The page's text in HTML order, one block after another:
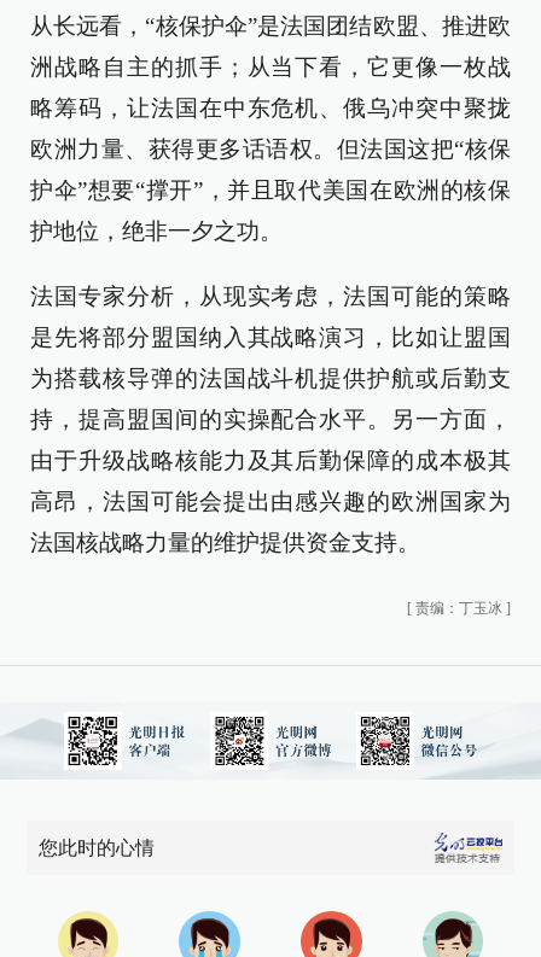
从长远看，“核保护伞”是法国团结欧盟、推进欧
洲战略自主的抓手；从当下看，它更像一枚战
略筹码，让法国在中东危机、俄乌冲突中聚拢
欧洲力量、获得更多话语权。但法国这把“核保
护伞”想要“撑开”，并且取代美国在欧洲的核保
护地位，绝非一夕之功。
法国专家分析，从现实考虑，法国可能的策略
是先将部分盟国纳入其战略演习，比如让盟国
为搭载核导弹的法国战斗机提供护航或后勤支
持，提高盟国间的实操配合水平。另一方面，
由于升级战略核能力及其后勤保障的成本极其
高昂，法国可能会提出由感兴趣的欧洲国家为
法国核战略力量的维护提供资金支持。
[ 责编：丁玉冰 ]
您此时的心情